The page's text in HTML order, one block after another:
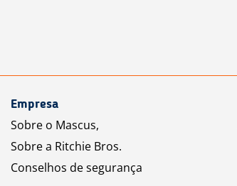
Empresa
Sobre o Mascus,
Sobre a Ritchie Bros.
Conselhos de segurança